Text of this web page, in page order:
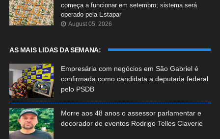
começa a funcionar em setembro; sistema será
operado pela Estapar
August 05, 2026
AS MAIS LIDAS DA SEMANA:
Empresária com negócios em São Gabriel é
confirmada como candidata a deputada federal
pelo PSDB
Morre aos 48 anos o assessor parlamentar e
decorador de eventos Rodrigo Telles Claverie